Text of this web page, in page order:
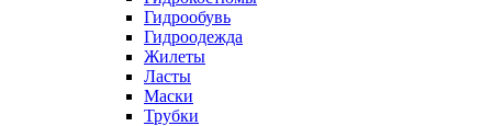
Гидрообувь
Гидроодежда
Жилеты
Ласты
Маски
Трубки